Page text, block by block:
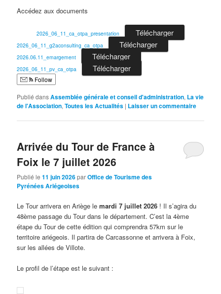
Accédez aux documents
2026_06_11_ca_otpa_presentation Télécharger
2026_06_11_g2aconsulting_ca_otpa Télécharger
2026.06.11_emargement Télécharger
2026_06_11_pv_ca_otpa Télécharger
Follow
Publié dansAssemblée générale et conseil d'administration, La vie
de l'Association,Toutes les Actualités | Laisser un commentaire
Arrivée du Tour de France à
Foix le 7 juillet 2026
Publié le11 juin 2026parOffice de Tourisme des
Pyrénées Ariégeoises
Le Tour arrivera en Ariège lemardi 7 juillet 2026 ! Il s’agira du
48ème passage du Tour dans le département. C’est la 4ème
étape du Tour de cette édition qui comprendra 57km sur le
territoire ariégeois. Il partira de Carcassonne et arrivera à Foix,
sur les allées de Villote.
Le profil de l’étape est le suivant :